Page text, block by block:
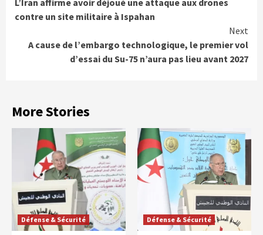
Reading
L’Iran affirme avoir déjoué une attaque aux drones
contre un site militaire à Ispahan
Next
A cause de l’embargo technologique, le premier vol
d’essai du Su-75 n’aura pas lieu avant 2027
More Stories
Défense & Sécurité Défense & Sécurité